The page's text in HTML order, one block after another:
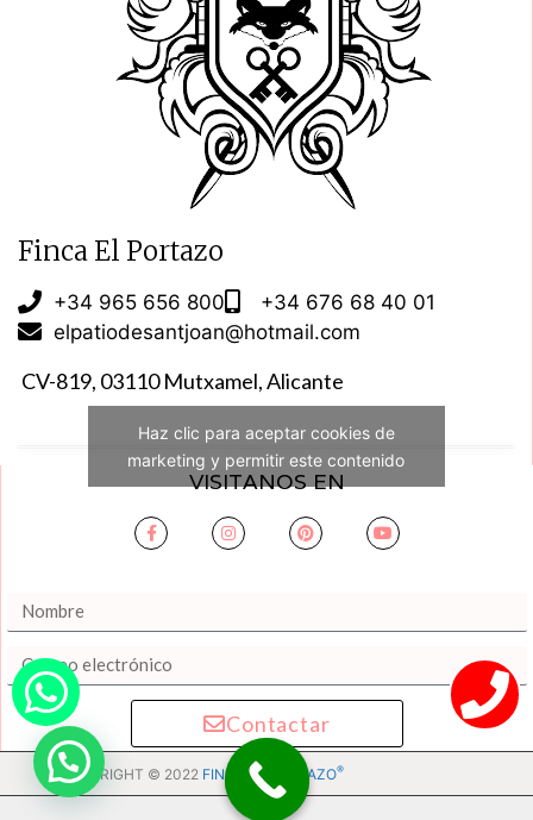
Finca El Portazo
+34 965 656 800
+34 676 68 40 01
elpatiodesantjoan@hotmail.com
CV-819, 03110 Mutxamel, Alicante
Haz clic para aceptar cookies de
marketing y permitir este contenido
VISITANOS EN
Contactar
COPYRIGHT © 2022 FINCA EL PORTAZO®